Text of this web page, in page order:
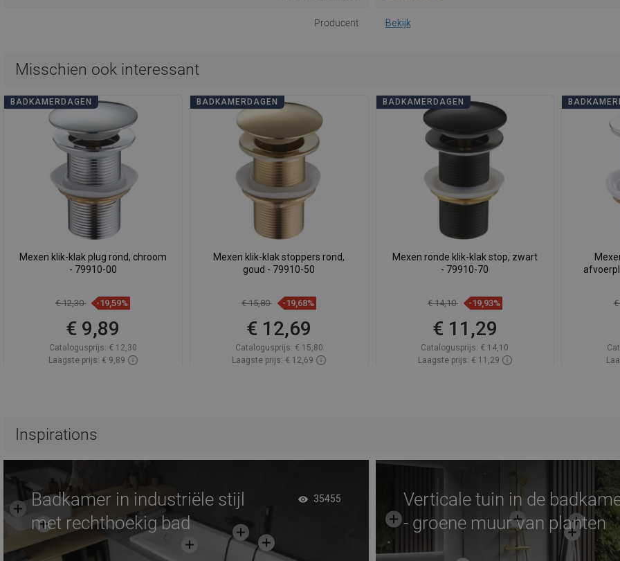
Producent Bekijk
Misschien ook interessant
BADKAMERDAGEN
Mexen klik-klak plug rond, chroom
- 79910-00
€ 12,30 -19,59%
€ 9,89
Catalogusprijs: € 12,30
Laagste prijs: € 9,89
Vergelijk
BADKAMERDAGEN
Mexen klik-klak stoppers rond,
goud - 79910-50
€ 15,80 -19,68%
€ 12,69
Catalogusprijs: € 15,80
Laagste prijs: € 12,69
BADKAMERDAGEN
Mexen ronde klik-klak stop, zwart
- 79910-70
€ 14,10 -19,93%
€ 11,29
Catalogusprijs: € 14,10
Laagste prijs: € 11,29
Inspirations
Badkamer in industriële stijl
met rechthoekig bad
35455
Verticale tuin in de
- groene muur van planten